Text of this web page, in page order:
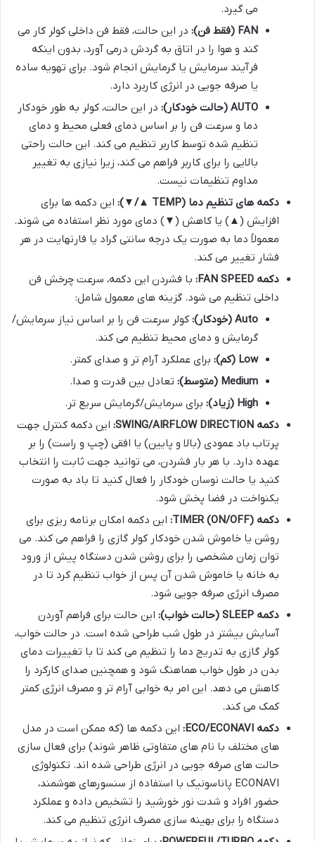
می گیرد.
FAN (فقط فن):
در این حالت، فقط فن داخلی کولر کار می
کند و هوا را در اتاق به گردش درمی آورد، بدون اینکه
فرآیند سرمایش یا گرمایش انجام شود. برای تهویه ساده
یا صرفه جویی در انرژی کاربرد دارد.
AUTO (حالت خودکار):
در این حالت، کولر به طور خودکار
دما و سرعت فن را بر اساس دمای فعلی محیط و دمای
تنظیم شده توسط کاربر تنظیم می کند. این حالت راحتی
بالایی را برای کاربر فراهم می کند، زیرا نیازی به تغییر
مداوم تنظیمات نیست.
دکمه های تنظیم دما (TEMP ▲/▼):
این دکمه ها برای
افزایش (▲) یا کاهش (▼) دمای مورد نظر استفاده می شوند.
معمولاً دما به صورت یک درجه سانتی گراد یا فارنهایت در هر
فشار تغییر می کند.
دکمه FAN SPEED:
با فشردن این دکمه، سرعت چرخش فن
داخلی تنظیم می شود. گزینه های معمول شامل:
Auto (خودکار):
کولر سرعت فن را بر اساس نیاز سرمایش/
گرمایش و دمای محیط تنظیم می کند.
Low (کم):
برای عملکرد آرام تر و صدای کمتر.
Medium (متوسط):
تعادل بین قدرت و صدا.
High (زیاد):
برای سرمایش/گرمایش سریع تر.
دکمه SWING/AIRFLOW DIRECTION:
این دکمه کنترل جهت
پرتاب باد عمودی (بالا و پایین) یا افقی (چپ و راست) را بر
عهده دارد. با هر بار فشردن، می توانید جهت ثابت را انتخاب
کنید یا حالت نوسان خودکار را فعال کنید تا باد به صورت
یکنواخت در فضا پخش شود.
دکمه TIMER (ON/OFF):
این دکمه امکان برنامه ریزی برای
روشن یا خاموش شدن خودکار کولر گازی را فراهم می کند. می
توان زمان مشخصی را برای روشن شدن دستگاه پیش از ورود
به خانه یا خاموش شدن آن پس از خواب تنظیم کرد تا در
مصرف انرژی صرفه جویی شود.
دکمه SLEEP (حالت خواب):
این حالت برای فراهم آوردن
آسایش بیشتر در طول شب طراحی شده است. در حالت خواب،
کولر گازی به تدریج دما را تنظیم می کند تا با تغییرات دمای
بدن در طول خواب هماهنگ شود و همچنین صدای کارکرد را
کاهش می دهد. این امر به خوابی آرام تر و مصرف انرژی کمتر
کمک می کند.
دکمه ECO/ECONAVI:
این دکمه ها (که ممکن است در مدل
های مختلف با نام های متفاوتی ظاهر شوند) برای فعال سازی
حالت های صرفه جویی در انرژی طراحی شده اند. تکنولوژی
ECONAVI پاناسونیک با استفاده از سنسورهای هوشمند،
حضور افراد و شدت نور خورشید را تشخیص داده و عملکرد
دستگاه را برای بهینه سازی مصرف انرژی تنظیم می کند.